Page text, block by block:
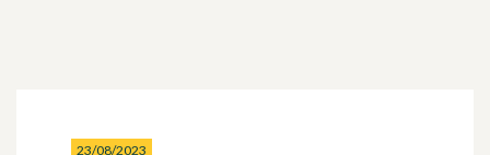
23/08/2023